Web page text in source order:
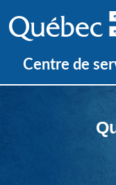
Centre de